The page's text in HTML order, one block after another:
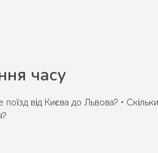
часу
від Києва до Львова? •